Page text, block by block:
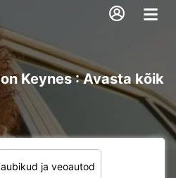
Keynes : Avasta kõik
ja veoautod